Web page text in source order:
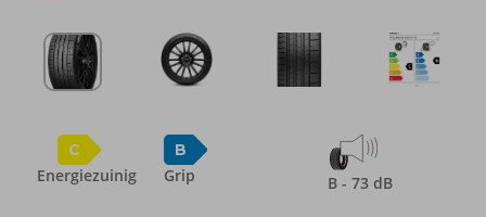
C
Energiezuinig
B
Grip B - 73 dB